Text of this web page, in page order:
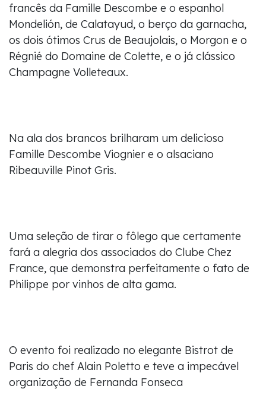
francês da Famille Descombe e o espanhol
Mondelión, de Calatayud, o berço da garnacha,
os dois ótimos Crus de Beaujolais, o Morgon e o
Régnié do Domaine de Colette, e o já clássico
Champagne Volleteaux.
Na ala dos brancos brilharam um delicioso
Famille Descombe Viognier e o alsaciano
Ribeauville Pinot Gris.
Uma seleção de tirar o fôlego que certamente
fará a alegria dos associados do Clube Chez
France, que demonstra perfeitamente o fato de
Philippe por vinhos de alta gama.
O evento foi realizado no elegante Bistrot de
Paris do chef Alain Poletto e teve a impecável
organização de Fernanda Fonseca